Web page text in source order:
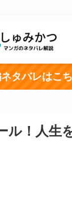
タバレはこ
ル！人生